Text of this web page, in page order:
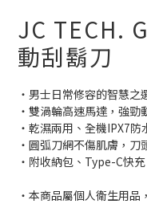
JC TECH.
動刮鬍刀
・男士日常修容的智慧之
・雙渦輪高速馬達，強勁
・乾濕兩用、全機IPX7防
・圓弧刀網不傷肌膚，刀
・附收納包、Type-C快
・本商品屬個人衛生用品